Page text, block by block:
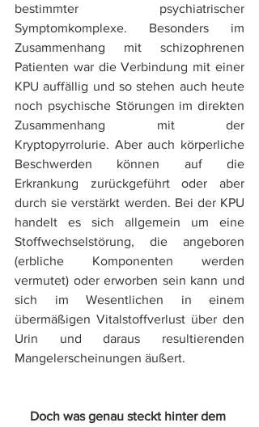
bestimmter psychiatrischer
Symptomkomplexe. Besonders im
Zusammenhang mit schizophrenen
Patienten war die Verbindung mit einer
KPU auffällig und so stehen auch heute
noch psychische Störungen im direkten
Zusammenhang mit der
Kryptopyrrolurie. Aber auch körperliche
Beschwerden können auf die
Erkrankung zurückgeführt oder aber
durch sie verstärkt werden. Bei der KPU
handelt es sich allgemein um eine
Stoffwechselstörung, die angeboren
(erbliche Komponenten werden
vermutet) oder erworben sein kann und
sich im Wesentlichen in einem
übermäßigen Vitalstoffverlust über den
Urin und daraus resultierenden
Mangelerscheinungen äußert.
Doch was genau steckt hinter dem